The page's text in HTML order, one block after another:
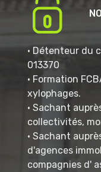
• Détenteur du
013370
• Formation
xylophages.
• Sachant
collectivités,
• Sachant
d'agences
compagnies d'